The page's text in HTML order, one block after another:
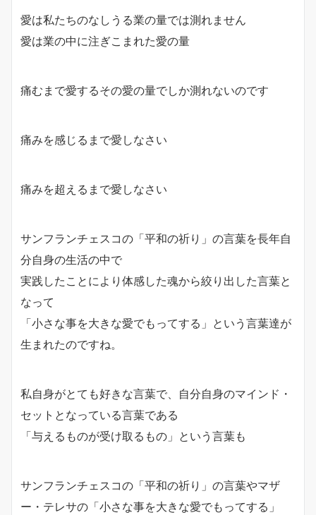
愛は私たちのなしうる業の量では測れません
愛は業の中に注ぎこまれた愛の量
痛むまで愛するその愛の量でしか測れないのです
痛みを感じるまで愛しなさい
痛みを超えるまで愛しなさい
サンフランチェスコの「平和の祈り」の言葉を長年自
分自身の生活の中で
実践したことにより体感した魂から絞り出した言葉と
なって
「小さな事を大きな愛でもってする」という言葉達が
生まれたのですね。
私自身がとても好きな言葉で、自分自身のマインド・
セットとなっている言葉である
「与えるものが受け取るもの」という言葉も
サンフランチェスコの「平和の祈り」の言葉やマザ
ー・テレサの「小さな事を大きな愛でもってする」